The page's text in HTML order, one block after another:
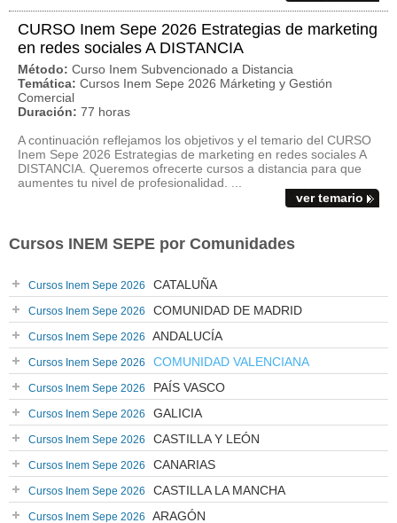
CURSO Inem Sepe 2026 Estrategias de marketing
en redes sociales A DISTANCIA
Método: Curso Inem Subvencionado a Distancia
Temática: Cursos Inem Sepe 2026 Márketing y Gestión
Comercial
Duración: 77 horas
A continuación reflejamos los objetivos y el temario del CURSO
Inem Sepe 2026 Estrategias de marketing en redes sociales A
DISTANCIA. Queremos ofrecerte cursos a distancia para que
aumentes tu nivel de profesionalidad. ...
ver temario
Cursos INEM SEPE por Comunidades
Cursos Inem Sepe 2026 CATALUÑA
Cursos Inem Sepe 2026 COMUNIDAD DE MADRID
Cursos Inem Sepe 2026 ANDALUCÍA
Cursos Inem Sepe 2026 COMUNIDAD VALENCIANA
Cursos Inem Sepe 2026 PAÍS VASCO
Cursos Inem Sepe 2026 GALICIA
Cursos Inem Sepe 2026 CASTILLA Y LEÓN
Cursos Inem Sepe 2026 CANARIAS
Cursos Inem Sepe 2026 CASTILLA LA MANCHA
Cursos Inem Sepe 2026 ARAGÓN